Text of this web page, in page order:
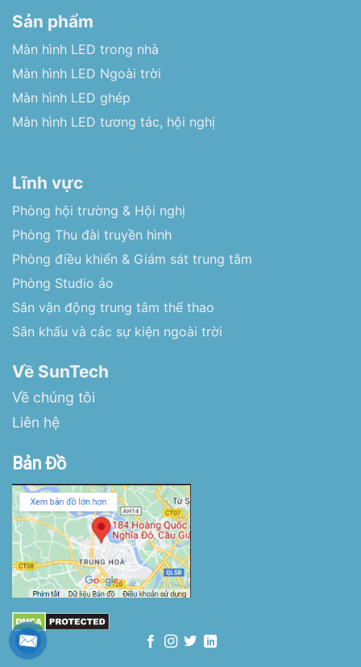
Sản phẩm
Màn hình LED trong nhà
Màn hình LED Ngoài trời
Màn hình LED ghép
Màn hình LED tương tác, hội nghị
Lĩnh vực
Phòng hội trường & Hội nghị
Phòng Thu đài truyền hình
Phòng điều khiển & Giám sát trung tâm
Phòng Studio ảo
Sân vận động trung tâm thể thao
Sân khấu và các sự kiện ngoài trời
Về SunTech
Về chúng tôi
Liên hệ
Bản Đồ